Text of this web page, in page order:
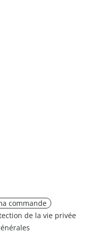
commande
de la vie privée